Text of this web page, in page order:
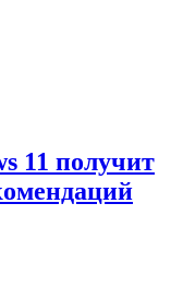
11 получит